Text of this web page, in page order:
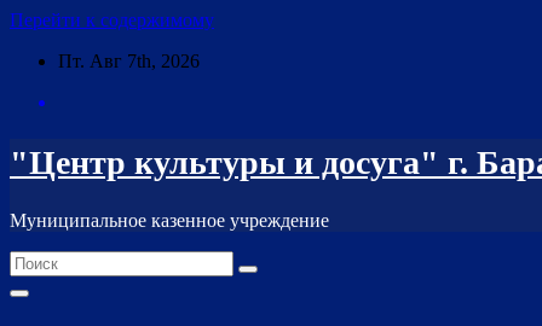
Перейти к содержимому
Пт. Авг 7th, 2026
"Центр культуры и досуга" г.
Муниципальное казенное учреждение